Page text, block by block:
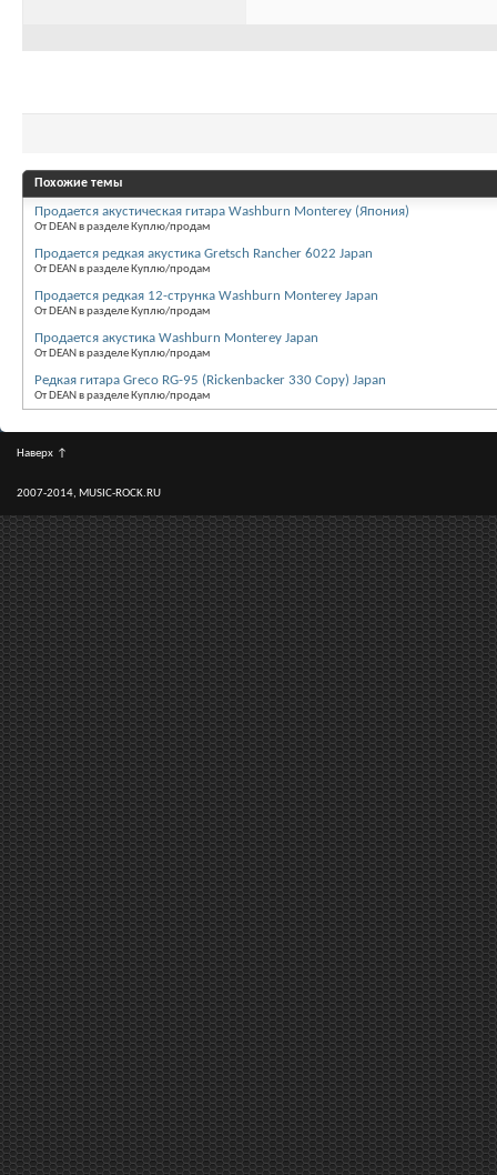
Похожие темы
Продается акустическая гитара Washburn Monterey (Япония)
От DEAN в разделе Куплю/продам
Продается редкая акустика Gretsch Rancher 6022 Japan
От DEAN в разделе Куплю/продам
Продается редкая 12-струнка Washburn Monterey Japan
От DEAN в разделе Куплю/продам
Продается акустика Washburn Monterey Japan
От DEAN в разделе Куплю/продам
Редкая гитара Greco RG-95 (Rickenbacker 330 Copy) Japan
От DEAN в разделе Куплю/продам
Наверх ↑
2007-2014, MUSIC-ROCK.RU